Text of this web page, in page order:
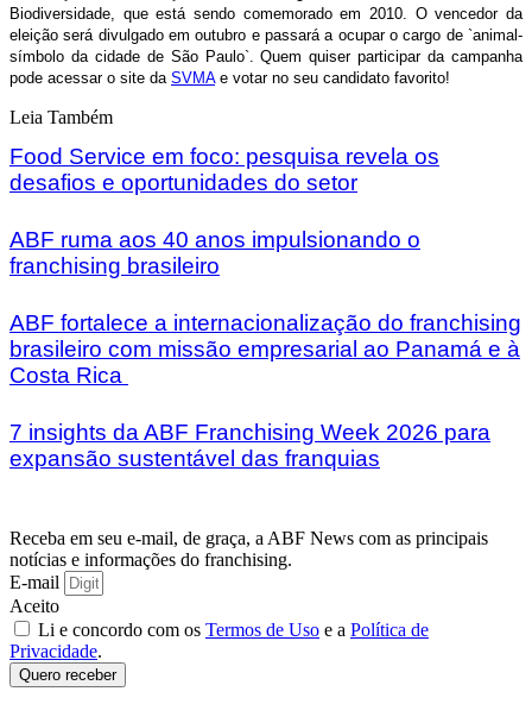
Biodiversidade, que está sendo comemorado em 2010. O vencedor da
eleição será divulgado em outubro e passará a ocupar o cargo de `animal-
símbolo da cidade de São Paulo`. Quem quiser participar da campanha
pode acessar o site da SVMAe votar no seu candidato favorito!
Leia Também
Food Service em foco: pesquisa revela os
desafios e oportunidades do setor
ABF ruma aos 40 anos impulsionando o
franchising brasileiro
ABF fortalece a internacionalização do franchising
brasileiro com missão empresarial ao Panamá e à
Costa Rica
7 insights da ABF Franchising Week 2026 para
expansão sustentável das franquias
Receba em seu e-mail, de graça, a ABF News com as principais
notícias e informações do franchising.
E-mail
Aceito
Li e concordo com os Termos de Uso e a Política de
Privacidade.
Quero receber